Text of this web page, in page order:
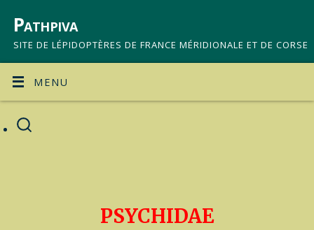
Pathpiva
SITE DE LÉPIDOPTÈRES DE FRANCE MÉRIDIONALE ET DE CORSE
MENU
PSYCHIDAE